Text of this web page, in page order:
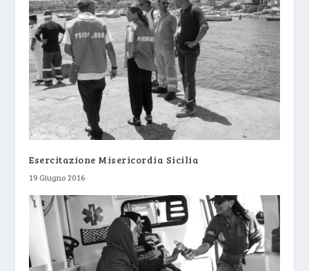
Esercitazione Misericordia Sicilia
19 Giugno 2016